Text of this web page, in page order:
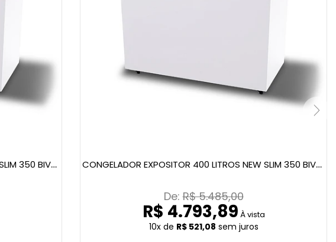
CONGELADOR EXPOSITOR 400 LITROS NEW SLIM 350 BIVOLT AMARELO CONGELADOR EXPOSITOR 400 LITROS NEW SLIM 350 BIVOLT BRANCO
De: R$ 5.485,00
R$ 4.793,89 À vista
10xde R$ 521,08 sem juros